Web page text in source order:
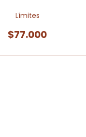
Límites
$77.000